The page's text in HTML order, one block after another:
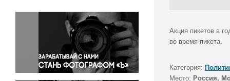
Окружающая среда
Политика
Правосудие
Происшествия и конфликты
Религия
Светская жизнь
Акция пикетов в
во время пикета.
Категория:
Место: Россия,